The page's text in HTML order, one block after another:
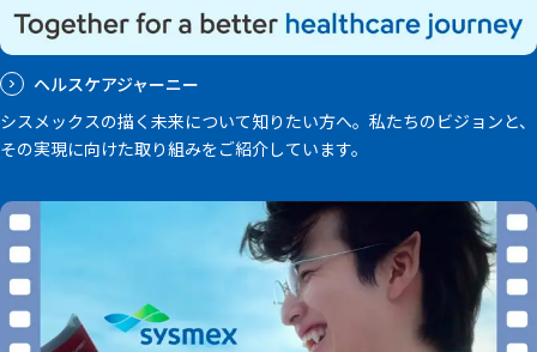
ヘルスケアジャーニー
シスメックスの描く未来について知りたい方へ。私たちのビジョンと、
その実現に向けた取り組みをご紹介しています。